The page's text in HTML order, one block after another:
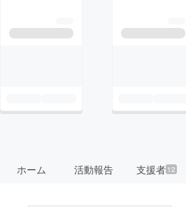
ホーム 活動報告 支援者 12